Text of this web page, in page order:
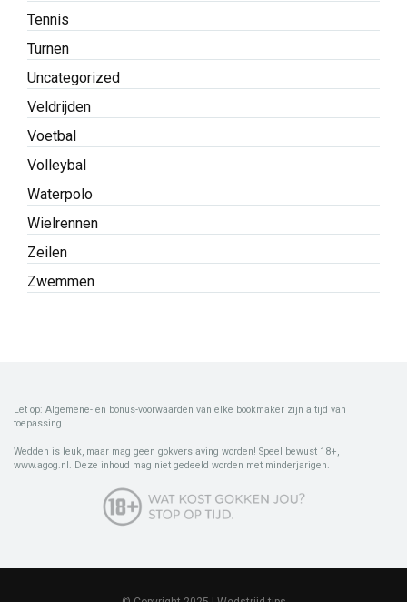
Tennis
Turnen
Uncategorized
Veldrijden
Voetbal
Volleybal
Waterpolo
Wielrennen
Zeilen
Zwemmen
Let op: Algemene- en bonus-voorwaarden van elke bookmaker zijn altijd van
toepassing.
Wedden is leuk, maar mag geen gokverslaving worden! Speel bewust 18+,
www.agog.nl. Deze inhoud mag niet gedeeld worden met minderjarigen.